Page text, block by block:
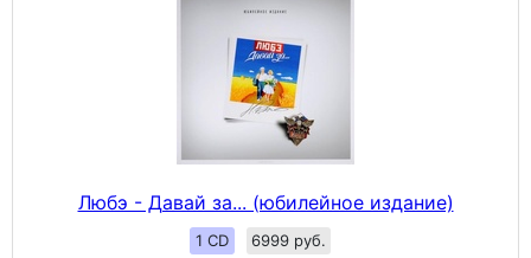
Любэ - Давай за... (юбилейное издание)
1 CD 6999 руб.